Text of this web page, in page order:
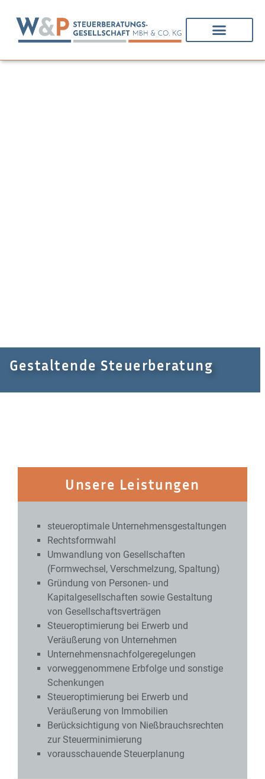
Gestaltende Steuerberatung
Unsere Leistungen
steueroptimale Unternehmensgestaltungen
Rechtsformwahl
Umwandlung von Gesellschaften
(Formwechsel, Verschmelzung, Spaltung)
Gründung von Personen- und
Kapitalgesellschaften sowie Gestaltung
von Gesellschaftsverträgen
Steueroptimierung bei Erwerb und
Veräußerung von Unternehmen
Unternehmensnachfolgeregelungen
vorweggenommene Erbfolge und sonstige
Schenkungen
Steueroptimierung bei Erwerb und
Veräußerung von Immobilien
Berücksichtigung von Nießbrauchsrechten
zur Steuerminimierung
vorausschauende Steuerplanung